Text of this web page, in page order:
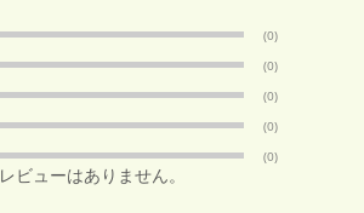
(0)
(0)
(0)
(0)
(0)
レビューはありません。